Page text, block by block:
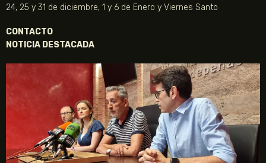
24, 25 y 31 de diciembre, 1 y 6 de Enero y Viernes Santo
CONTACTO
NOTICIA DESTACADA